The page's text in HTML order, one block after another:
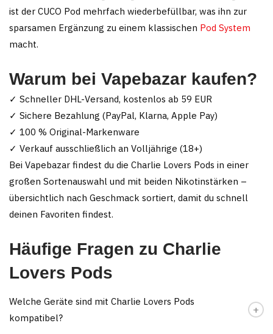
ist der CUCO Pod mehrfach wiederbefüllbar, was ihn zur
sparsamen Ergänzung zu einem klassischen Pod System
macht.
Warum bei Vapebazar kaufen?
✓ Schneller DHL-Versand, kostenlos ab 59 EUR
✓ Sichere Bezahlung (PayPal, Klarna, Apple Pay)
✓ 100 % Original-Markenware
✓ Verkauf ausschließlich an Volljährige (18+)
Bei Vapebazar findest du die Charlie Lovers Pods in einer
großen Sortenauswahl und mit beiden Nikotinstärken –
übersichtlich nach Geschmack sortiert, damit du schnell
deinen Favoriten findest.
Häufige Fragen zu Charlie
Lovers Pods
Welche Geräte sind mit Charlie Lovers Pods
kompatibel?